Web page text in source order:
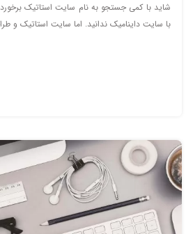
شاید با کمی جستجو به نام سایت استاتیک برخورد
با سایت داینامیک ندانید. اما سایت استاتیک و